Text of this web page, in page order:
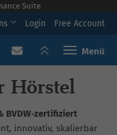
Suite
Login Free Account
Toggle
Hörstel
BVDW‑zertifiziert
innovativ, skalierbar